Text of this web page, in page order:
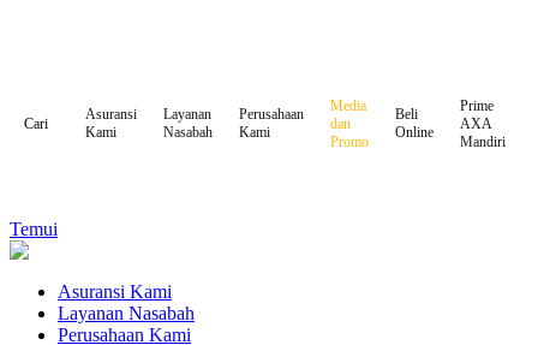
Cari
Asuransi
Kami
Layanan
Nasabah
Perusahaan
Kami
Media
dan
Promo
Beli
Online
Prime
AXA
Mandiri
Temui
Asuransi Kami
Layanan Nasabah
Perusahaan Kami